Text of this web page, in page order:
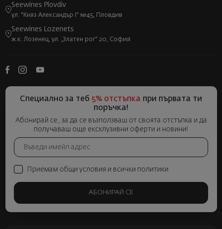
Seewines Plovdiv
ул. "Княз Александър I" №45, Пловдив
Seewines Lozenets
ж.к. Лозенец, ул. „Златен рог“ 20, София
Специално за теб 5% отстъпка при първата ти
поръчка!
Абонирай се, за да се възползваш от своята отстъпка и да
получаваш още ексклузивни оферти и новини!
Приемам общи условия и всички политики
АБОНИРАЙ СЕ